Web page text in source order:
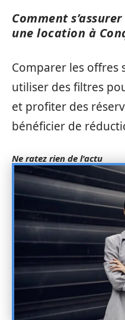
Comment
une location à
Comparer les offres
utiliser des filtres
et profiter des
bénéficier de
Ne ratez rien de l'actu